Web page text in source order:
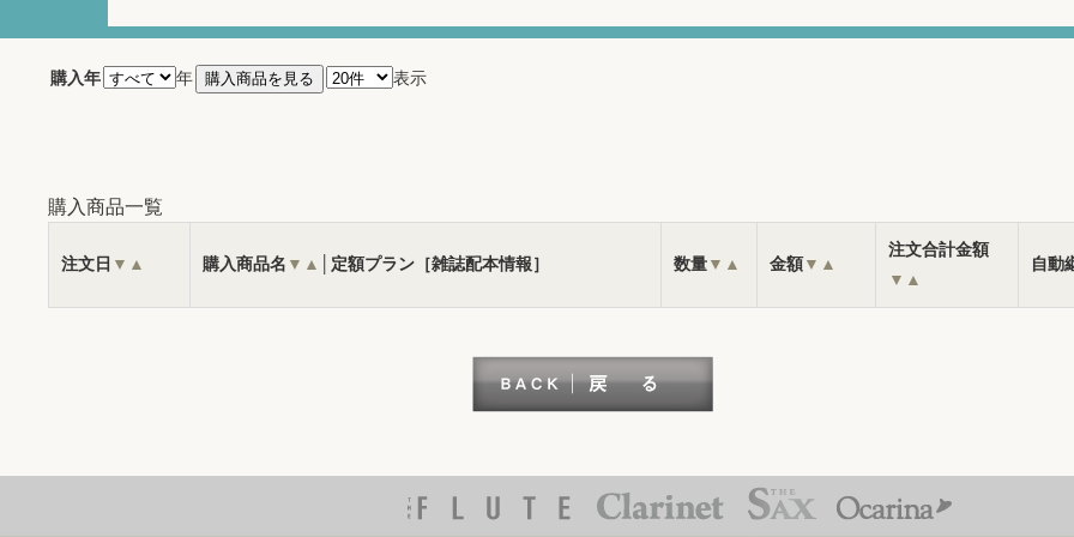
購入年 年 表示
購入商品一覧
注文日 ▼ ▲ 購入商品名 ▼ ▲ │定額プラン［雑誌配本情報］ 数量▼ ▲ 金額▼ ▲
注文合計金額
▼ ▲
自動